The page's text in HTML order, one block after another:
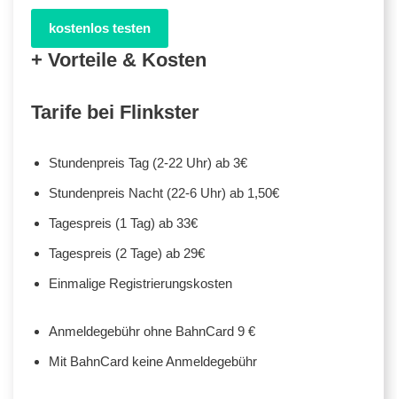
kostenlos testen
+ Vorteile & Kosten
Tarife bei Flinkster
Stundenpreis Tag (2-22 Uhr) ab 3€
Stundenpreis Nacht (22-6 Uhr) ab 1,50€
Tagespreis (1 Tag) ab 33€
Tagespreis (2 Tage) ab 29€
Einmalige Registrierungskosten
Anmeldegebühr ohne BahnCard 9 €
Mit BahnCard keine Anmeldegebühr